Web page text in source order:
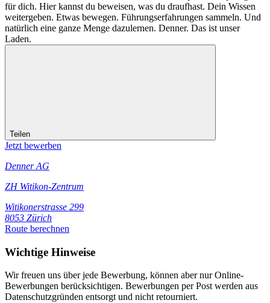
für dich. Hier kannst du beweisen, was du draufhast. Dein Wissen
weitergeben. Etwas bewegen. Führungserfahrungen sammeln. Und
natürlich eine ganze Menge dazulernen. Denner. Das ist unser
Laden.
Teilen
Jetzt bewerben
Denner AG
ZH Witikon-Zentrum
Witikonerstrasse 299
8053 Zürich
Route berechnen
Wichtige Hinweise
Wir freuen uns über jede Bewerbung, können aber nur Online-
Bewerbungen berücksichtigen. Bewerbungen per Post werden aus
Datenschutzgründen entsorgt und nicht retourniert.